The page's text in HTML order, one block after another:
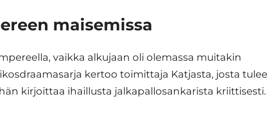
maisemissa
vaikka alkujaan oli olemassa muitakin
kertoo toimittaja Katjasta, josta tulee
kirjoittaa ihaillusta jalkapallosankarista kriittisesti.